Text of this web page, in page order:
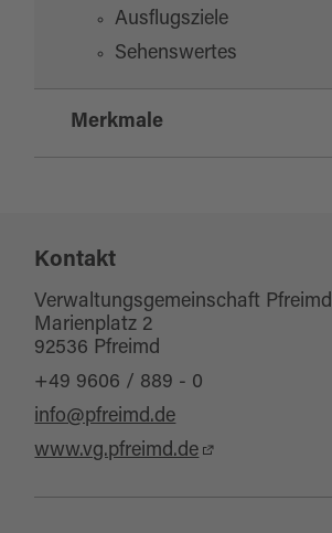
Ausflugsziele
Sehenswertes
Merkmale
für jedes Wetter
Kontakt
Verwaltungsgemeinschaft Pfreimd
Marienplatz 2
92536 Pfreimd
+49 9606 / 889 - 0
info@pfreimd.de
www.vg.pfreimd.de